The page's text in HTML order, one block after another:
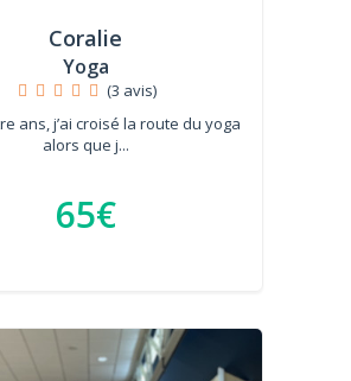
Coralie
Yoga
(3 avis)
ans, j’ai croisé la route du yoga
alors que j...
65€